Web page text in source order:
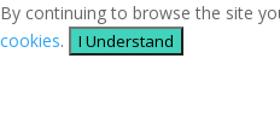
By continuing to browse the site
cookies. I Understand